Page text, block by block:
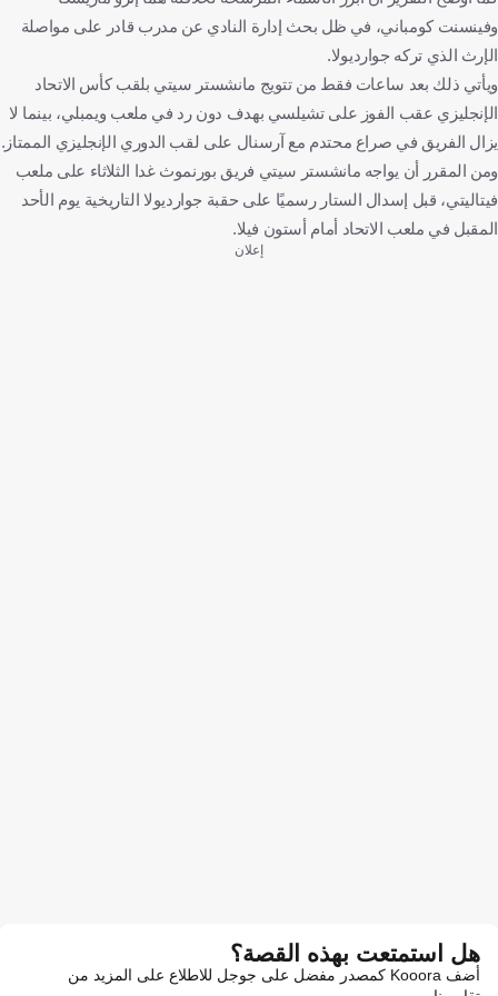
وفينسنت كومباني، في ظل بحث إدارة النادي عن مدرب قادر على مواصلة
الإرث الذي تركه جوارديولا.
ويأتي ذلك بعد ساعات فقط من تتويج مانشستر سيتي بلقب كأس الاتحاد
الإنجليزي عقب الفوز على تشيلسي بهدف دون رد في ملعب ويمبلي، بينما لا
يزال الفريق في صراع محتدم مع آرسنال على لقب الدوري الإنجليزي الممتاز.
ومن المقرر أن يواجه مانشستر سيتي فريق بورنموث غدا الثلاثاء على ملعب
فيتاليتي، قبل إسدال الستار رسميًا على حقبة جوارديولا التاريخية يوم الأحد
المقبل في ملعب الاتحاد أمام أستون فيلا.
إعلان
هل استمتعت بهذه القصة؟
أضف Kooora كمصدر مفضل على جوجل للاطلاع على المزيد من